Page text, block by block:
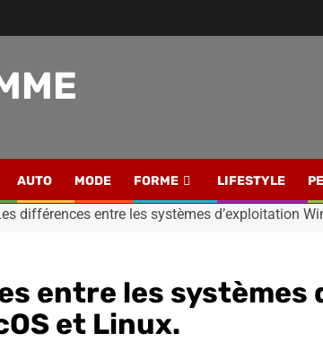
AUTO MODE FORME LIFESTYLE
différences entre les systèmes d’exploitation
entre les systèmes
et Linux.